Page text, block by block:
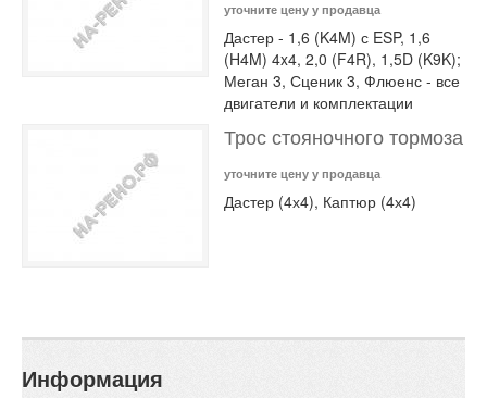
уточните цену у продавца
Дастер - 1,6 (K4M) с ESP, 1,6
(H4M) 4x4, 2,0 (F4R), 1,5D (K9K);
Меган 3, Сценик 3, Флюенс - все
двигатели и комплектации
Трос стояночного тормоза
уточните цену у продавца
Дастер (4х4), Каптюр (4х4)
Информация